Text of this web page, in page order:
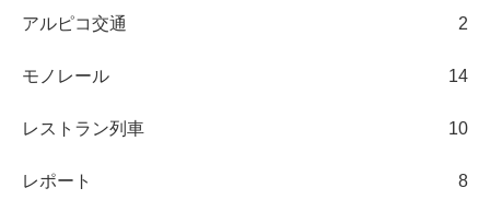
アルピコ交通 2
モノレール 14
レストラン列車 10
レポート 8